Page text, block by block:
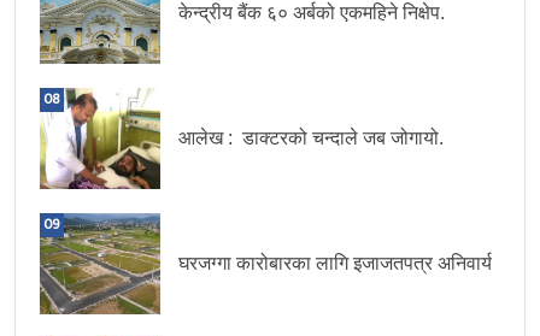
केन्द्रीय बैंक ६० अर्बको एकमहिने निक्षेप.
08
आलेख : डाक्टरको चन्दाले जब जोगायो.
09
घरजग्गा कारोबारका लागि इजाजतपत्र अनिवार्य